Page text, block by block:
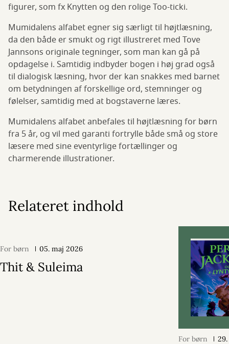
figurer, som fx Knytten og den rolige Too-ticki.
Mumidalens alfabet egner sig særligt til højtlæsning,
da den både er smukt og rigt illustreret med Tove
Jannsons originale tegninger, som man kan gå på
opdagelse i. Samtidig indbyder bogen i høj grad også
til dialogisk læsning, hvor der kan snakkes med barnet
om betydningen af forskellige ord, stemninger og
følelser, samtidig med at bogstaverne læres.
Mumidalens alfabet anbefales til højtlæsning for børn
fra 5 år, og vil med garanti fortrylle både små og store
læsere med sine eventyrlige fortællinger og
charmerende illustrationer.
Relateret indhold
For børn 05. maj 2026
Thit & Suleima
For børn